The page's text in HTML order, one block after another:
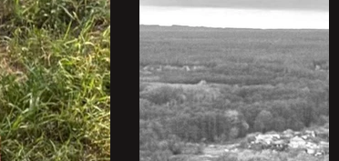
залишав своїх, завжди приходив на